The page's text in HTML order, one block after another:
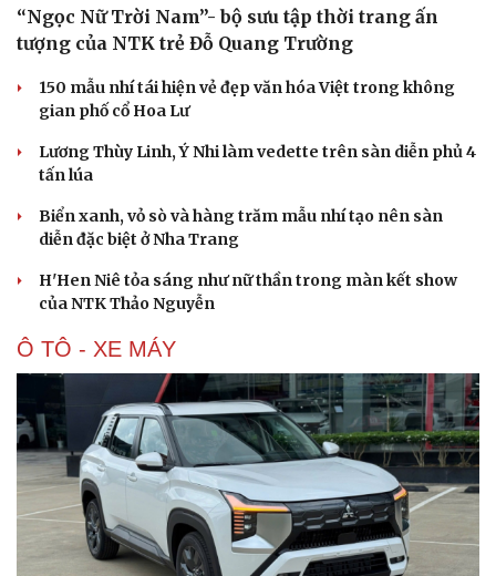
Sân khấu - Điện ảnh
Văn học
Âm nhạc
Di sản
Nghệ sĩ
Thời trang
Sao Việt
“Ngọc Nữ Trời Nam”- bộ sưu tập thời trang ấn
tượng của NTK trẻ Đỗ Quang Trường
150 mẫu nhí tái hiện vẻ đẹp văn hóa Việt trong không
gian phố cổ Hoa Lư
Lương Thùy Linh, Ý Nhi làm vedette trên sàn diễn phủ 4
tấn lúa
Biển xanh, vỏ sò và hàng trăm mẫu nhí tạo nên sàn
diễn đặc biệt ở Nha Trang
H'Hen Niê tỏa sáng như nữ thần trong màn kết show
của NTK Thảo Nguyễn
Ô TÔ - XE MÁY